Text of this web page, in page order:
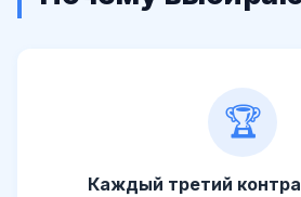
🏆
Каждый третий